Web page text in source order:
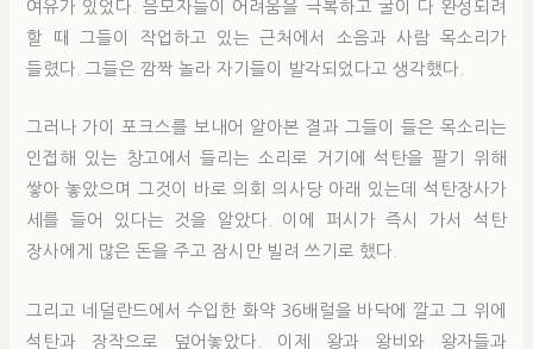
여유가 있었다. 음모자들이 어려움을 극복하고 굴이 다 완성되려
할 때 그들이 작업하고 있는 근처에서 소음과 사람 목소리가
들렸다. 그들은 깜짝 놀라 자기들이 발각되었다고 생각했다.
그러나 가이 포크스를 보내어 알아본 결과 그들이 들은 목소리는
인접해 있는 창고에서 들리는 소리로 거기에 석탄을 팔기 위해
쌓아 놓았으며 그것이 바로 의회 의사당 아래 있는데 석탄장사가
세를 들어 있다는 것을 알았다. 이에 퍼시가 즉시 가서 석탄
장사에게 많은 돈을 주고 잠시만 빌려 쓰기로 했다.
그리고 네덜란드에서 수입한 화약 36배럴을 바닥에 깔고 그 위에
석탄과 장작으로 덮어놓았다. 이제 왕과 왕비와 왕자들과